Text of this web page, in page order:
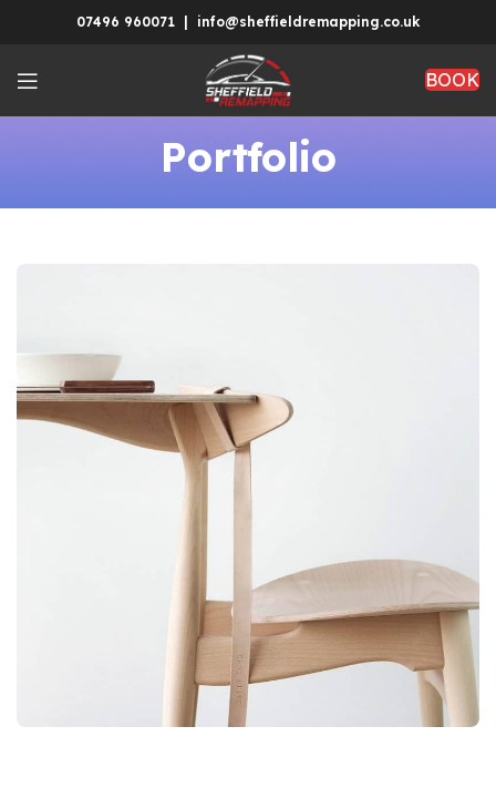
07496 960071 | info@sheffieldremapping.co.uk
BOOK
Portfolio